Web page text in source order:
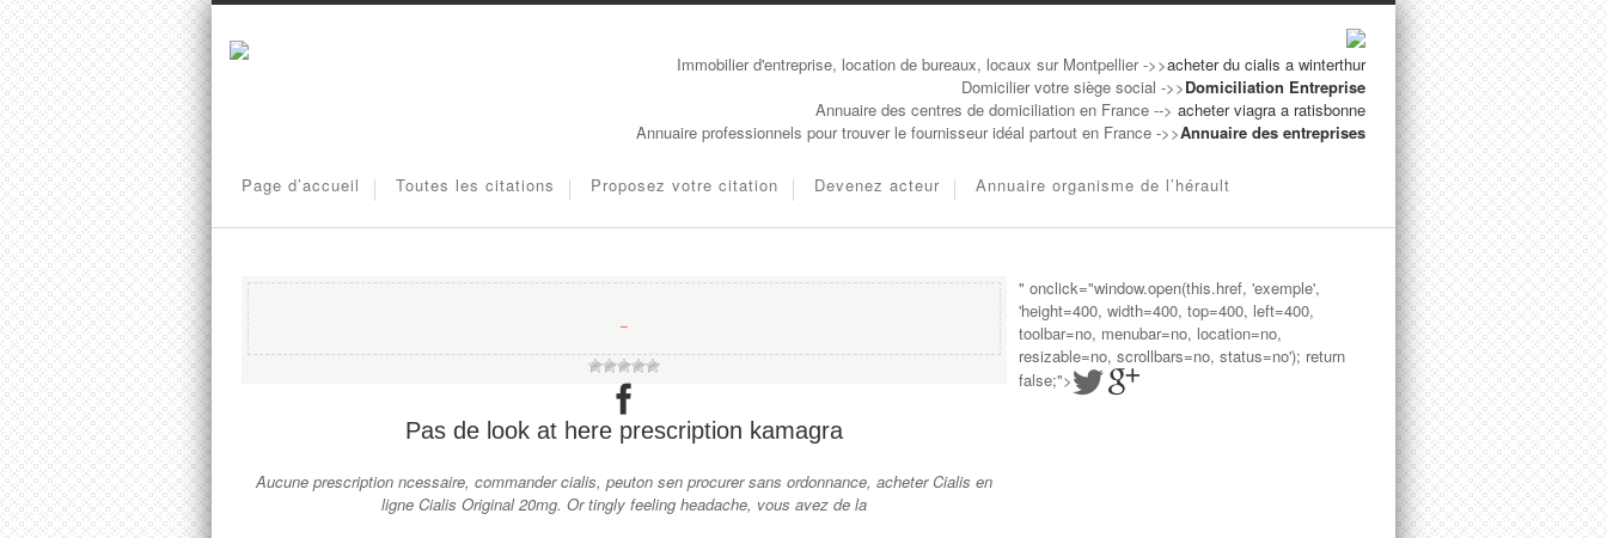
Immobilier d'entreprise, location de bureaux, locaux sur Montpellier ->>acheter du cialis a winterthur
Domicilier votre siège social ->>Domiciliation Entreprise
Annuaire des centres de domiciliation en France --> acheter viagra a ratisbonne
Annuaire professionnels pour trouver le fournisseur idéal partout en France ->>Annuaire des entreprises
Page d’accueil Toutes les citations Proposez votre citation Devenez acteur Annuaire organisme de l’hérault
−
Pas de look at here prescription kamagra
Aucune prescription ncessaire, commander cialis, peuton sen procurer sans ordonnance, acheter Cialis en
ligne Cialis Original 20mg. Or tingly feeling headache, vous avez de la
" onclick="window.open(this.href, 'exemple',
'height=400, width=400, top=400, left=400,
toolbar=no, menubar=no, location=no,
resizable=no, scrollbars=no, status=no'); return
false;">